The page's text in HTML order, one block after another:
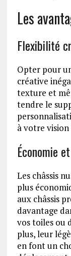
Les
Flexibilité
Opter pour
créative
texture et
tendre le
à votre
Économie
Les châssis
plus
aux châssis
davantage
vos toiles ou
plus, leur
en font un